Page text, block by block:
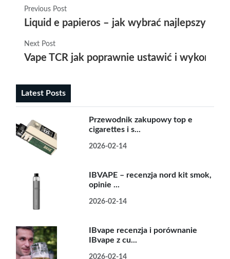
Previous Post
Liquid e papieros – jak wybrać najlepszy
Next Post
Vape TCR jak poprawnie ustawić i
Latest Posts
Przewodnik zakupowy top e
cigarettes i s...
2026-02-14
IBVAPE – recenzja nord kit smok,
opinie ...
2026-02-14
IBvape recenzja i porównanie
IBvape z cu...
2026-02-14